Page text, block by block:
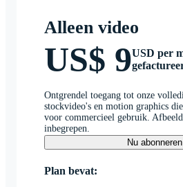
Alleen video
US$ 9USD per
Ontgrendel toegang tot onze
stockvideo's en motion graphics
voor commercieel gebruik.
inbegrepen.
Nu abonneren
Plan bevat: